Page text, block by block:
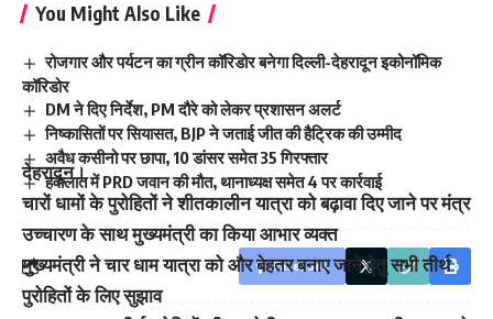
You Might Also Like
रोजगार और पर्यटन का ग्रीन कॉरिडोर बनेगा दिल्ली-देहरादून इकोनॉमिक
कॉरिडोर
DM ने दिए निर्देश, PM दौरे को लेकर प्रशासन अलर्ट
निष्कासितों पर सियासत, BJP ने जताई जीत की हैट्रिक की उम्मीद
अवैध कसीनो पर छापा, 10 डांसर समेत 35 गिरफ्तार
हवालात में PRD जवान की मौत, थानाध्यक्ष समेत 4 पर कार्रवाई
Facebook
देहरादून।
चारों धामों के पुरोहितों ने शीतकालीन यात्रा को बढ़ावा दिए जाने पर मंत्र
उच्चारण के साथ मुख्यमंत्री का किया आभार व्यक्त
मुख्यमंत्री ने चार धाम यात्रा को और बेहतर बनाए जाने हेतु सभी तीर्थ
पुरोहितों के लिए सुझाव